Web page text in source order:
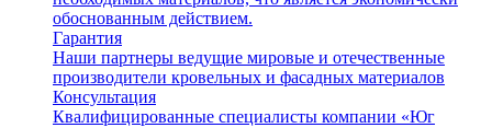
обоснованным действием.
Гарантия
Наши партнеры ведущие мировые и отечественные
производители кровельных и фасадных материалов
Консультация
Квалифицированные специалисты компании «Юг